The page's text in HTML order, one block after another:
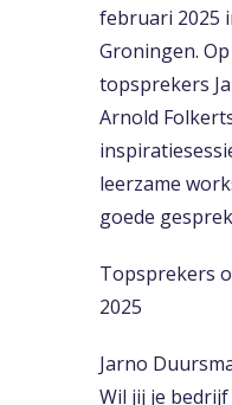
februari 2025
Groningen.
topsprekers
Arnold
leerzame
goede
Topsprekers
2025
Jarno
Wil jij je